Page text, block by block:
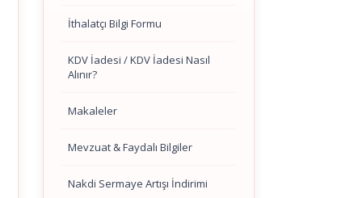
İthalatçı Bilgi Formu
KDV İadesi / KDV İadesi Nasıl
Alınır?
Makaleler
Mevzuat & Faydalı Bilgiler
Nakdi Sermaye Artışı İndirimi